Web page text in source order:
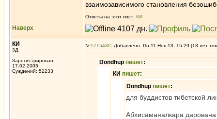
взаимозависимого становления
Ответы на этот пост: КИ
Наверх
КИ
3Д
Зарегистрирован:
17.02.2005
Суждений: 52233
№171543 Добавлено: Пн 11 Ноя 13, 15:29 (13 лет
Dondhup пишет:
КИ пишет:
Dondhup пишет:
для буддистов тибетской
Абхисамаяалкара